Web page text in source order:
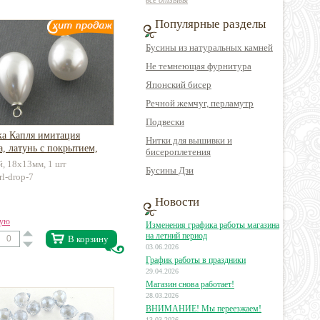
Капля имитация
латунь с покрытием,
18х13мм, 1 шт
drop-7
В корзину
Популярные разделы
Бусины из натуральных камней
Не темнеющая фурнитура
Японский бисер
Речной жемчуг, перламутр
Подвески
Нитки для вышивки и
бисероплетения
Бусины Дзи
Новости
Изменения графика работы магазина
на летний период
03.06.2026
График работы в праздники
29.04.2026
Магазин снова работает!
28.03.2026
ВНИМАНИЕ! Мы переезжаем!